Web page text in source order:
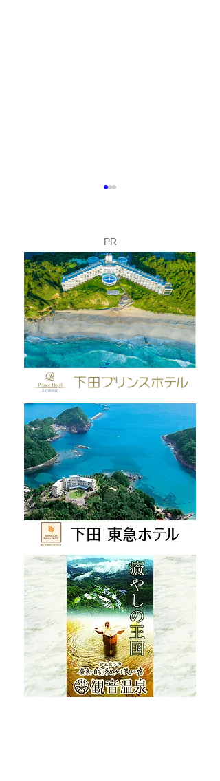
富士山こどもの国で「下
田市フェア」開催✨
PR